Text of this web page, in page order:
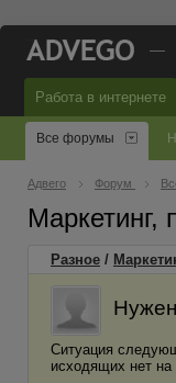
—
Работа в интернете
Все форумы
Адвего Форум
Разное /
Ситуация
исходящих нет